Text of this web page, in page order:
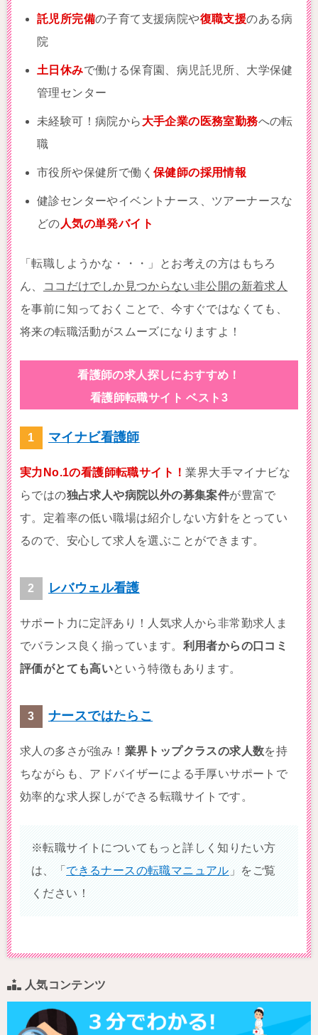
託児所完備の子育て支援病院や復職支援のある病
院
土日休みで働ける保育園、病児託児所、大学保健
管理センター
未経験可！病院から 大手企業の医務室勤務への転
職
市役所や保健所で働く 保健師の採用情報
健診センターやイベントナース、ツアーナースな
どの 人気の単発バイト
「転職しようかな・・・」とお考えの方はもちろ
ん、
ココだけでしか見つからない非公開の新着求人
を事前に知っておくことで、今すぐではなくても、
将来の転職活動がスムーズになりますよ！
看護師の求人探しにおすすめ！
看護師転職サイト ベスト3
マイナビ看護師
実力No.1の看護師転職サイト！業界大手マイナビな
らではの独占求人や病院以外の募集案件が豊富で
す。定着率の低い職場は紹介しない方針をとってい
るので、安心して求人を選ぶことができます。
レバウェル看護
サポート力に定評あり！人気求人から非常勤求人ま
でバランス良く揃っています。 利用者からの口コミ
評価がとても高いという特徴もあります。
ナースではたらこ
求人の多さが強み！ 業界トップクラスの求人数を持
ちながらも、アドバイザーによる手厚いサポートで
効率的な求人探しができる転職サイトです。
※転職サイトについてもっと詳しく知りたい方
は、「できるナースの転職マニュアル 」をご覧
ください！
人気コンテンツ